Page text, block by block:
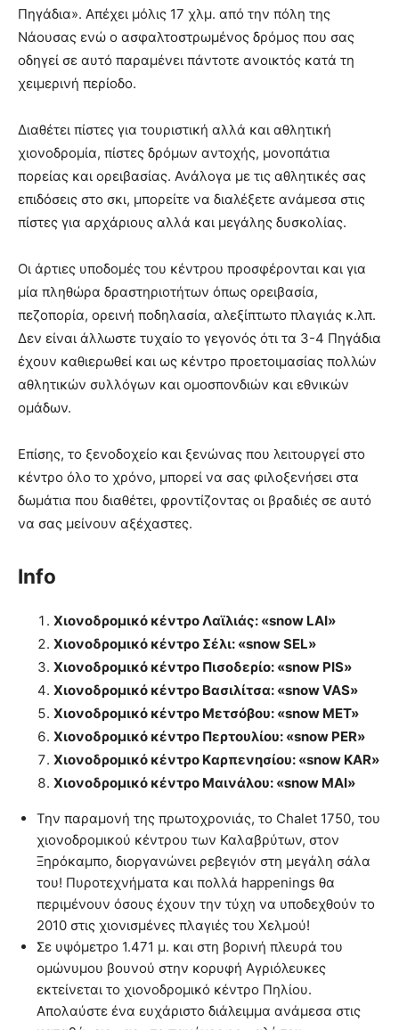
Πηγάδια». Απέχει μόλις 17 χλμ. από την πόλη της
Νάουσας ενώ ο ασφαλτοστρωμένος δρόμος που σας
οδηγεί σε αυτό παραμένει πάντοτε ανοικτός κατά τη
χειμερινή περίοδο.
Διαθέτει πίστες για τουριστική αλλά και αθλητική
χιονοδρομία, πίστες δρόμων αντοχής, μονοπάτια
πορείας και ορειβασίας. Ανάλογα με τις αθλητικές σας
επιδόσεις στο σκι, μπορείτε να διαλέξετε ανάμεσα στις
πίστες για αρχάριους αλλά και μεγάλης δυσκολίας.
Οι άρτιες υποδομές του κέντρου προσφέρονται και για
μία πληθώρα δραστηριοτήτων όπως ορειβασία,
πεζοπορία, ορεινή ποδηλασία, αλεξίπτωτο πλαγιάς κ.λπ.
Δεν είναι άλλωστε τυχαίο το γεγονός ότι τα 3-4 Πηγάδια
έχουν καθιερωθεί και ως κέντρο προετοιμασίας πολλών
αθλητικών συλλόγων και ομοσπονδιών και εθνικών
ομάδων.
Επίσης, το ξενοδοχείο και ξενώνας που λειτουργεί στο
κέντρο όλο το χρόνο, μπορεί να σας φιλοξενήσει στα
δωμάτια που διαθέτει, φροντίζοντας οι βραδιές σε αυτό
να σας μείνουν αξέχαστες.
Info
Xιονοδρομικό κέντρο Λαϊλιάς: «snow LAI»
Xιονοδρομικό κέντρο Σέλι: «snow SEL»
Xιονοδρομικό κέντρο Πισοδερίο: «snow PIS»
Xιονοδρομικό κέντρο Βασιλίτσα: «snow VAS»
Xιονοδρομικό κέντρο Μετσόβου: «snow MET»
Xιονοδρομικό κέντρο Περτουλίου: «snow PER»
Xιονοδρομικό κέντρο Kαρπενησίου: «snow KAR»
Xιονοδρομικό κέντρο Μαινάλου: «snow MAI»
Την παραμονή της πρωτοχρονιάς, το Chalet 1750, του
χιονοδρομικού κέντρου των Καλαβρύτων, στον
Ξηρόκαμπο, διοργανώνει ρεβεγιόν στη μεγάλη σάλα
του! Πυροτεχνήματα και πολλά happenings θα
περιμένουν όσους έχουν την τύχη να υποδεχθούν το
2010 στις χιονισμένες πλαγιές του Χελμού!
Σε υψόμετρο 1.471 μ. και στη βορινή πλευρά του
ομώνυμου βουνού στην κορυφή Αγριόλευκες
εκτείνεται το χιονοδρομικό κέντρο Πηλίου.
Απολαύστε ένα ευχάριστο διάλειμμα ανάμεσα στις